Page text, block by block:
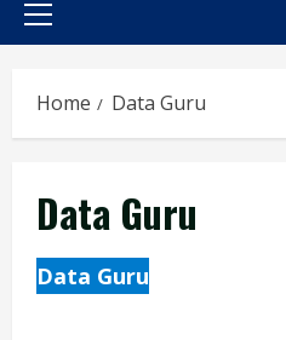
Primary
Home Data Guru
Data Guru
Data Guru